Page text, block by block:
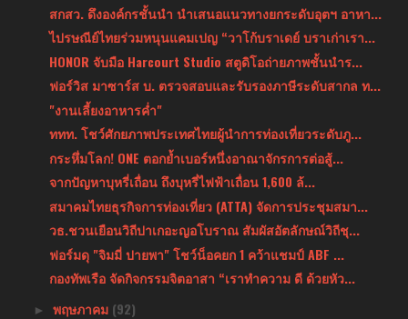
สกสว. ดึงองค์กรชั้นนำ นำเสนอแนวทางยกระดับอุตฯ อาหา...
ไปรษณีย์ไทยร่วมหนุนแคมเปญ “วาโก้บราเดย์ บราเก่าเรา...
HONOR จับมือ Harcourt Studio สตูดิโอถ่ายภาพชั้นนำร...
ฟอร์วิส มาซาร์ส บ. ตรวจสอบและรับรองภาษีระดับสากล ท...
"งานเลี้ยงอาหารค่ำ"
ททท. โชว์ศักยภาพประเทศไทยผู้นำการท่องเที่ยวระดับภู...
กระหึ่มโลก! ONE ตอกย้ำเบอร์หนึ่งอาณาจักรการต่อสู้...
จากปัญหาบุหรี่เถื่อน ถึงบุหรี่ไฟฟ้าเถื่อน 1,600 ล้...
สมาคมไทยธุรกิจการท่องเที่ยว (ATTA) จัดการประชุมสมา...
วธ.ชวนเยือนวิถีปาเกอะญอโบราณ สัมผัสอัตลักษณ์วิถีชุ...
ฟอร์มดุ "จิมมี่ ปายพา" โชว์น็อคยก 1 คว้าแชมป์ ABF ...
กองทัพเรือ จัดกิจกรรมจิตอาสา “เราทำความ ดี ด้วยหัว...
► พฤษภาคม (92)